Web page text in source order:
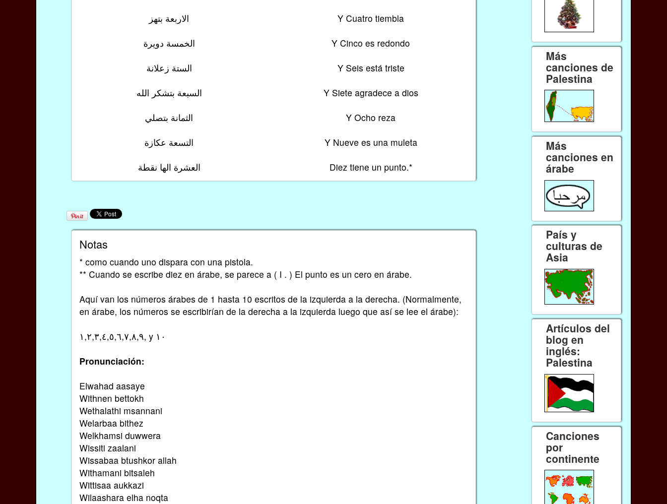
الاربعة بتهز
الخمسة دويرة
الستة زعلانة
السبعة بتشكر الله
الثمانة بتصلي
التسعة عكازة
العشرة الها نقطة
Y Cuatro tiembla
Y Cinco es redondo
Y Seis está triste
Y Siete agradece a dios
Y Ocho reza
Y Nueve es una muleta
Diez tiene un punto.*
Notas
* como cuando uno dispara con una pistola.
** Cuando se escribe diez en árabe, se parece a ( I . ) El punto es un cero en árabe.
Aquí van los números árabes de 1 hasta 10 escritos de la izquierda a la derecha. (Normalmente,
en árabe, los números se escribirían de la derecha a la izquierda luego que así se lee el árabe):
١,٢,٣,٤,٥,٦,٧,٨,٩, y ١٠
Pronunciación:
Elwahad aasaye
Withnen bettokh
Wethalathi msannani
Welarbaa bithez
Welkhamsi duwwera
Wissiti zaalani
Wissabaa btushkor allah
Withamani bitsaleh
Wittisaa aukkazi
Wilaashara elha noqta
Más
canciones de
Palestina
Más
canciones en
árabe
País y
culturas de
Asia
Artículos del
blog en
inglés:
Palestina
Canciones
por
continente